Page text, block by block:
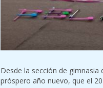
Desde la sección de
próspero año nuevo, que el